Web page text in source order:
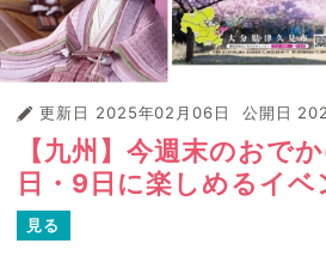
更新日 2025年02月06日 公開日
【九州】今週末のおで
日・9日に楽しめるイベ
見る